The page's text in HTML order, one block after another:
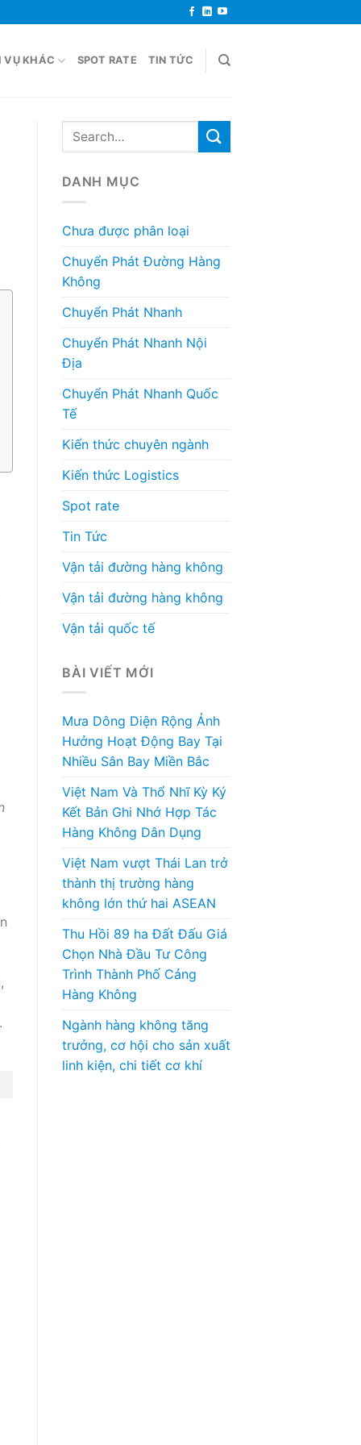
VỤ KHÁC SPOT RATE TIN TỨC
DANH MỤC
Chưa được phân loại
Chuyển Phát Đường Hàng
Không
Chuyển Phát Nhanh
Chuyển Phát Nhanh Nội
Địa
Chuyển Phát Nhanh Quốc
Tế
Kiến thức chuyên ngành
Kiến thức Logistics
Spot rate
Tin Tức
Vận tải đường hàng không
Vận tải đường hàng không
Vận tải quốc tế
BÀI VIẾT MỚI
Mưa Dông Diện Rộng Ảnh
Hưởng Hoạt Động Bay Tại
Nhiều Sân Bay Miền Bắc
Việt Nam Và Thổ Nhĩ Kỳ Ký
Kết Bản Ghi Nhớ Hợp Tác
Hàng Không Dân Dụng
Việt Nam vượt Thái Lan trở
thành thị trường hàng
không lớn thứ hai ASEAN
Thu Hồi 89 ha Đất Đấu Giá
Chọn Nhà Đầu Tư Công
Trình Thành Phố Cảng
Hàng Không
Ngành hàng không tăng
trưởng, cơ hội cho sản xuất
linh kiện, chi tiết cơ khí